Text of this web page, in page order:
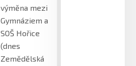
výměna mezi
Gymnáziem a
SOŠ Hořice
(dnes
Zemědělská